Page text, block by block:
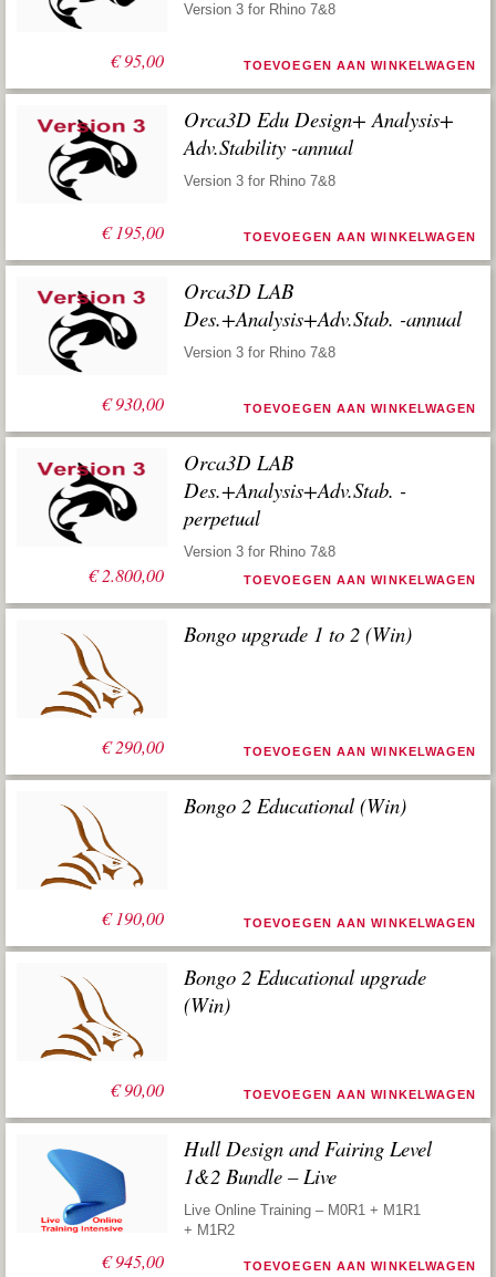
€95,00
Version 3 for Rhino 7&8
TOEVOEGEN AAN WINKELWAGEN
€195,00
Orca3D Edu Design+ Analysis+
Adv.Stability -annual
Version 3 for Rhino 7&8
TOEVOEGEN AAN WINKELWAGEN
€930,00
Orca3D LAB
Des.+Analysis+Adv.Stab. -annual
Version 3 for Rhino 7&8
TOEVOEGEN AAN WINKELWAGEN
€2.800,00
Orca3D LAB
Des.+Analysis+Adv.Stab. -
perpetual
Version 3 for Rhino 7&8
TOEVOEGEN AAN WINKELWAGEN
€290,00
Bongo upgrade 1 to 2 (Win)
TOEVOEGEN AAN WINKELWAGEN
€190,00
Bongo 2 Educational (Win)
TOEVOEGEN AAN WINKELWAGEN
€90,00
Bongo 2 Educational upgrade
(Win)
TOEVOEGEN AAN WINKELWAGEN
€945,00
Hull Design and Fairing Level
1&2 Bundle – Live
Live Online Training – M0R1 + M1R1
+ M1R2
TOEVOEGEN AAN WINKELWAGEN